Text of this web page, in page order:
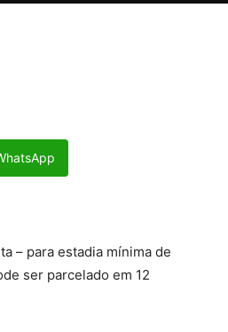
– para estadia mínima de
ser parcelado em 12